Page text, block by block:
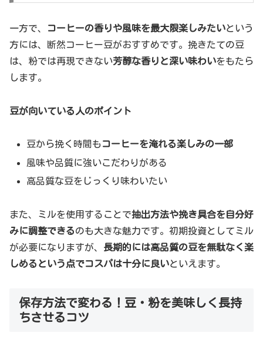
一方で、 コーヒーの香りや風味を最大限楽しみたいという
方には、断然コーヒー豆がおすすめです。挽きたての豆
は、粉では再現できない芳醇な香りと深い味わいをもたら
します。
豆が向いている人のポイント
豆から挽く時間も コーヒーを淹れる楽しみの一部
風味や品質に強いこだわりがある
高品質な豆をじっくり味わいたい
また、ミルを使用することで抽出方法や挽き具合を自分好
みに調整できるのも大きな魅力です。初期投資としてミル
が必要になりますが、 長期的には高品質の豆を無駄なく楽
しめるという点でコスパは十分に良いといえます。
保存方法で変わる！豆・粉を美味しく長持
ちさせるコツ